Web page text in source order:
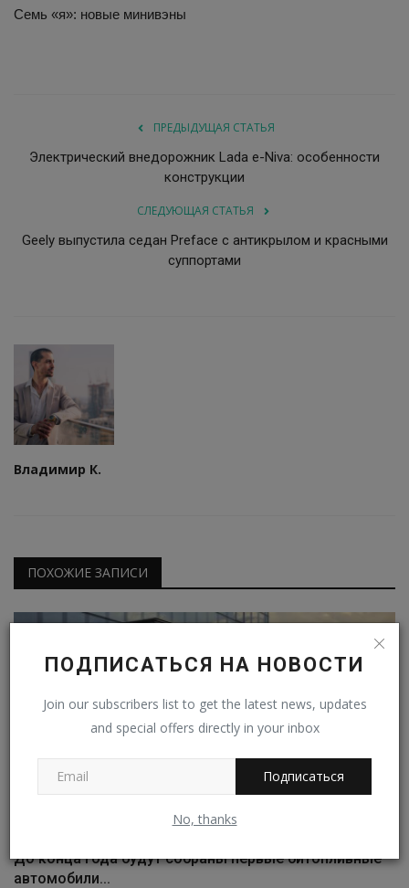
ПОДПИСАТЬСЯ НА НОВОСТИ
Join our subscribers list to get the latest news, updates
and special offers directly in your inbox
Подписаться
No, thanks
Семь «я»: новые минивэны
ПРЕДЫДУЩАЯ СТАТЬЯ
Электрический внедорожник Lada e-Niva: особенности
конструкции
СЛЕДУЮЩАЯ СТАТЬЯ
Geely выпустила седан Preface с антикрылом и красными
суппортами
Владимир К.
ПОХОЖИЕ ЗАПИСИ
До конца года будут собраны первые битопливные
автомобили...